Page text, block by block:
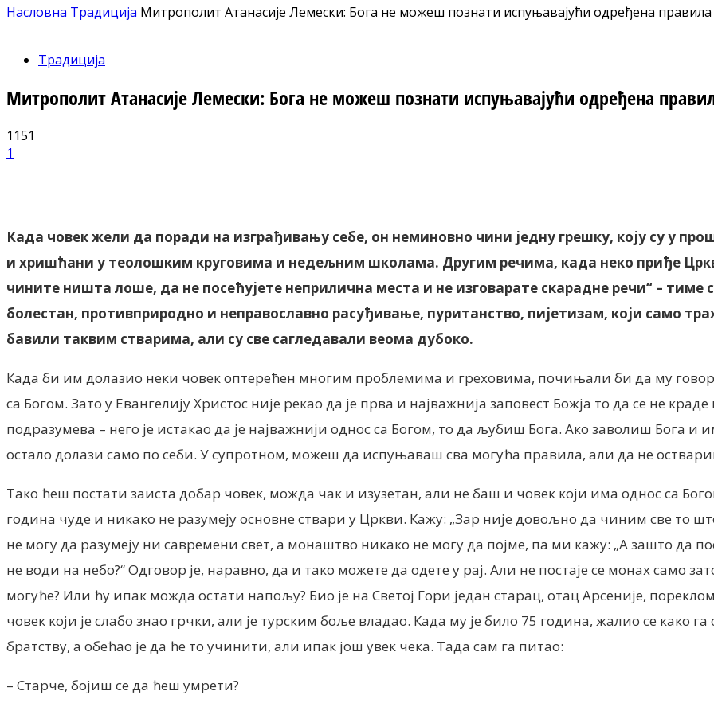
Насловна Традиција Митрополит Атанасије Лемески: Бога не можеш познати испуњавајући одређена правила
Традиција
Митрополит Атанасије Лемески: Бога не можеш познати испуњавајући одређена
1151
1
Када човек жели да поради на изграђивању себе, он неминовно чини једну грешку, коју су у
и хришћани у теолошким круговима и недељним школама. Другим речима, када неко приђе
чините ништа лоше, да не посећујете неприлична места и не изговарате скарадне речи“ –
болестан, противприродно и неправославно расуђивање, пуританство, пијетизам, који само
бавили таквим стварима, али су све сагледавали веома дубоко.
Када би им долазио неки човек оптерећен многим проблемима и греховима, почињали би да му
са Богом. Зато у Евангелију Христос није рекао да је прва и најважнија заповест Божја то да се не
подразумева – него је истакао да је најважнији однос са Богом, то да љубиш Бога. Ако заволиш
остало долази само по себи. У супротном, можеш да испуњаваш сва могућа правила, али да не
Тако ћеш постати заиста добар човек, можда чак и изузетан, али не баш и човек који има однос са
година чуде и никако не разумеју основне ствари у Цркви. Кажу: „Зар није довољно да чиним све то
не могу да разумеју ни савремени свет, а монаштво никако не могу да појме, па ми кажу: „А зашто да
не води на небо?“ Одговор је, наравно, да и тако можете да одете у рај. Али не постаје се монах само
могуће? Или ћу ипак можда остати напољу? Био је на Светој Гори један старац, отац Арсеније,
човек који је слабо знао грчки, али је турским боље владао. Када му је било 75 година, жалио се како
братству, а обећао је да ће то учинити, али ипак још увек чека. Тада сам га питао:
– Старче, бојиш се да ћеш умрети?